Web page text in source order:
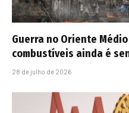
Guerra no Oriente
combustíveis ainda é
28 de julho de 2026